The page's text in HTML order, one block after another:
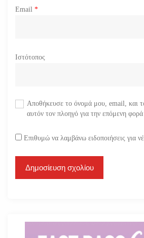
Email *
Ιστότοπος
Αποθήκευσε το όνομά μου, email, και
αυτόν τον πλοηγό για την επόμενη
Επιθυμώ να λαμβάνω ειδοποιήσεις για